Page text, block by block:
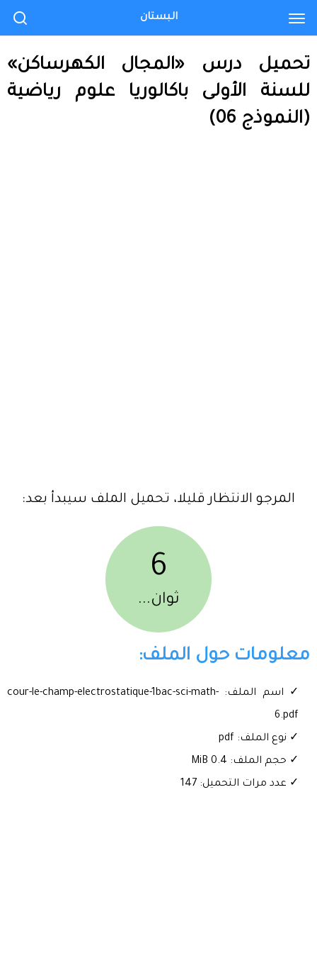
تحميل درس «المجال الكهرساكن»
للسنة الأولى باكالوريا علوم رياضية
(النموذج 06)
المرجو الانتظار قليلا، تحميل الملف سيبدأ بعد:
6
ثوان...
معلومات حول الملف:
✓ اسم الملف: cour-le-champ-electrostatique-1bac-sci-math-
6.pdf
✓ نوع الملف: pdf
✓ حجم الملف: 0.4 MiB
✓ عدد مرات التحميل: 147
البستان